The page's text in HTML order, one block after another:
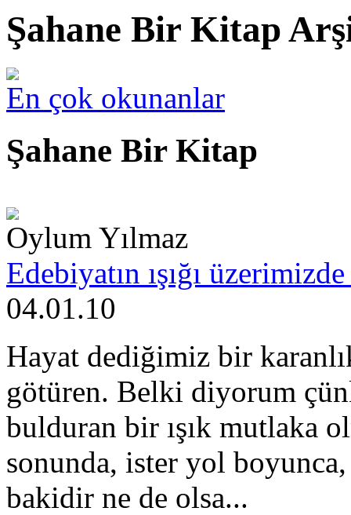
Şahane Bir Kitap
En çok okunanlar
Şahane Bir Kitap
Oylum Yılmaz
Edebiyatın ışığı
04.01.10
Hayat dediğimiz bir
götüren. Belki diyorum
bulduran bir ışık mutlaka
sonunda, ister yol
bakidir ne de olsa...